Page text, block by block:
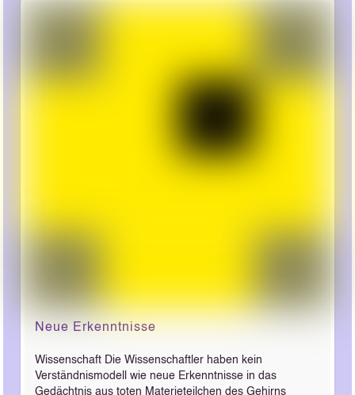
Neue Erkenntnisse
Wissenschaft Die Wissenschaftler haben kein
Verständnismodell wie neue Erkenntnisse in das
Gedächtnis aus toten Materieteilchen des Gehirns